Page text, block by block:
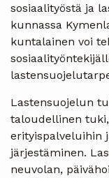
sosiaalityöstä ja
kunnassa
kuntalainen voi
Lastensuojelun
taloudellinen
erityispalveluihin
järjestäminen.
neuvolan,